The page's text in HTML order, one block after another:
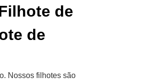
de
de
Nossos filhotes são